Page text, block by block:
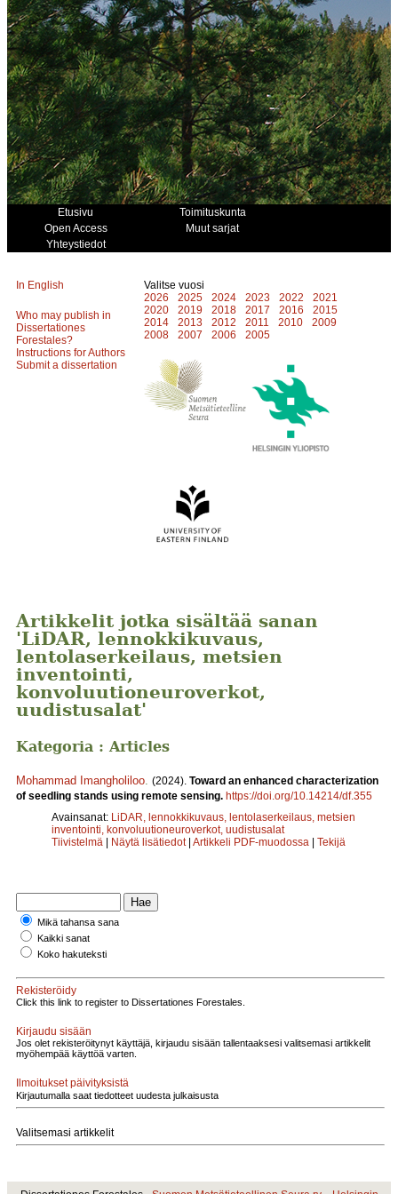
Etusivu
Toimituskunta
Open Access
Muut sarjat
Yhteystiedot
In English
Who may publish in
Dissertationes
Forestales?
Instructions for Authors
Submit a dissertation
Valitse vuosi
2026
2025 2024 2023 2022
2021
2020
2019 2018 2017 2016
2015
2014
2013 2012 2011 2010
2009
2008
2007 2006 2005
Artikkelit jotka sisältää sanan
'LiDAR, lennokkikuvaus,
lentolaserkeilaus, metsien
inventointi,
konvoluutioneuroverkot,
uudistusalat'
Kategoria : Articles
Mohammad Imangholiloo (2024). Toward an enhanced characterization
of seedling stands using remote sensing. https://doi.org/10.14214/df.355
Avainsanat: LiDAR, lennokkikuvaus, lentolaserkeilaus, metsien
inventointi, konvoluutioneuroverkot, uudistusalat
Tiivistelmä | Näytä lisätiedot | Artikkeli PDF-muodossa | Tekijä
Mikä tahansa sana
Kaikki sanat
Koko hakuteksti
Rekisteröidy
Click this link to register to Dissertationes Forestales.
Kirjaudu sisään
Jos olet rekisteröitynyt käyttäjä, kirjaudu sisään tallentaaksesi valitsemasi artikkelit
myöhempää käyttöä varten.
Ilmoitukset päivityksistä
Kirjautumalla saat tiedotteet uudesta julkaisusta
Valitsemasi artikkelit